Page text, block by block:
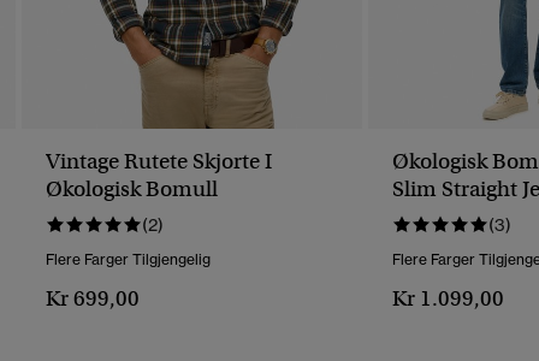
Vintage Rutete Skjorte I
Økologisk Bomull
(2)
Flere Farger Tilgjengelig
Kr 699,00
Økologisk
Slim Straight
(3)
Flere Farger
Kr 1.099,00